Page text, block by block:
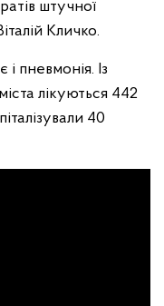
штучної
Кличко.
пневмонія. Із
лікуються 442
40